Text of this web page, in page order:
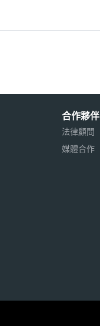
合作夥伴
法律顧問
媒體合作